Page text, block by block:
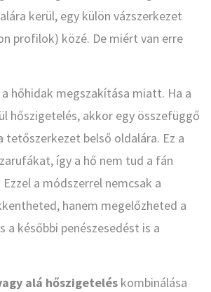
kerül, egy külön vázszerkezet
profilok) közé. De miért van erre
a hőhidak megszakítása miatt. Ha a
hőszigetelés, akkor egy összefüggő
tetőszerkezet belső oldalára. Ez a
így a hő nem tud a fán
a módszerrel nemcsak a
hanem megelőzheted a
a későbbi penészesedést is a
alá hőszigetelés kombinálása